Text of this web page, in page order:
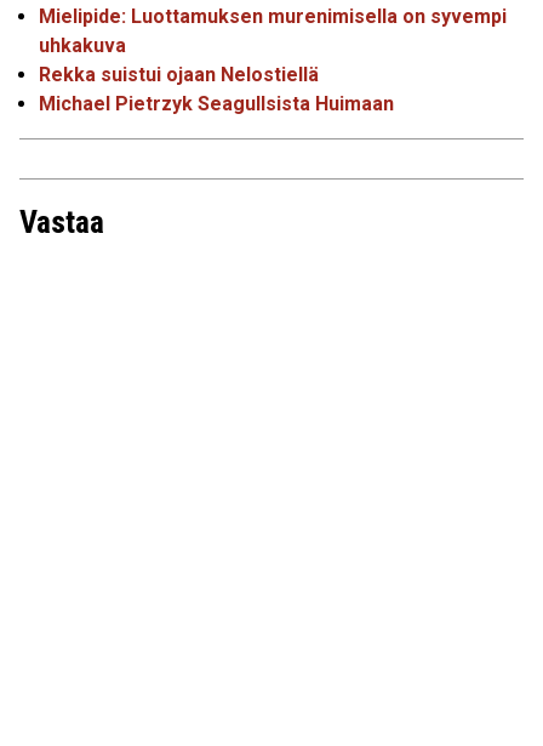
Mielipide: Luottamuksen murenimisella on syvempi
uhkakuva
Rekka suistui ojaan Nelostiellä
Michael Pietrzyk Seagullsista Huimaan
Vastaa